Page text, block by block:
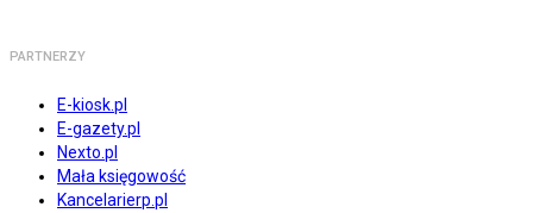
PARTNERZY
E-kiosk.pl
E-gazety.pl
Nexto.pl
Mała księgowość
Kancelarierp.pl